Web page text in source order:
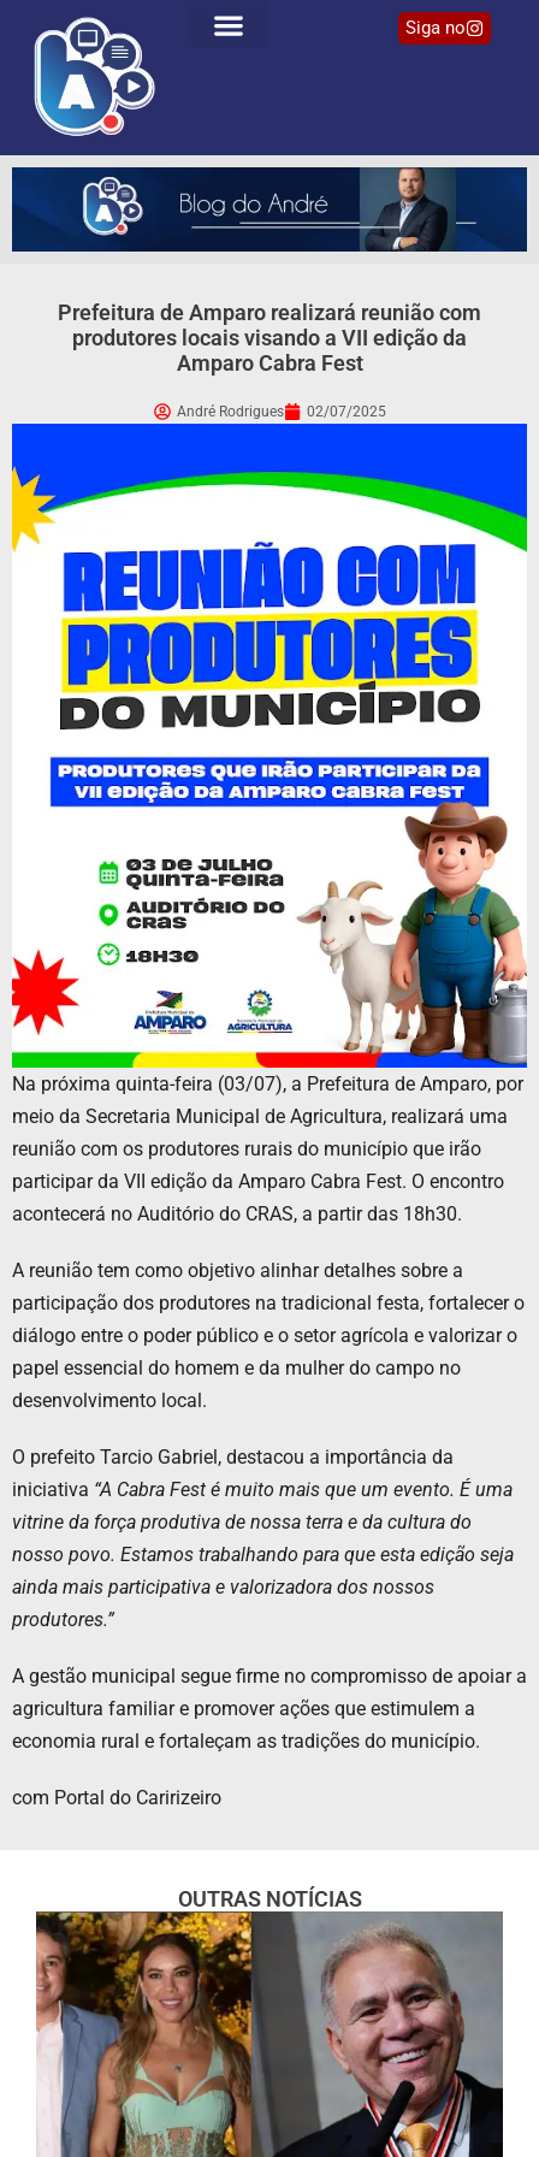
Siga no
Prefeitura de Amparo realizará reunião com
produtores locais visando a VII edição da
Amparo Cabra Fest
André Rodrigues 02/07/2025
Na próxima quinta-feira (03/07), a Prefeitura de Amparo, por
meio da Secretaria Municipal de Agricultura, realizará uma
reunião com os produtores rurais do município que irão
participar da VII edição da Amparo Cabra Fest. O encontro
acontecerá no Auditório do CRAS, a partir das 18h30.
A reunião tem como objetivo alinhar detalhes sobre a
participação dos produtores na tradicional festa, fortalecer o
diálogo entre o poder público e o setor agrícola e valorizar o
papel essencial do homem e da mulher do campo no
desenvolvimento local.
O prefeito Tarcio Gabriel, destacou a importância da
iniciativa “A Cabra Fest é muito mais que um evento. É uma
vitrine da força produtiva de nossa terra e da cultura do
nosso povo. Estamos trabalhando para que esta edição seja
ainda mais participativa e valorizadora dos nossos
produtores.”
A gestão municipal segue firme no compromisso de apoiar a
agricultura familiar e promover ações que estimulem a
economia rural e fortaleçam as tradições do município.
com Portal do Caririzeiro
OUTRAS NOTÍCIAS